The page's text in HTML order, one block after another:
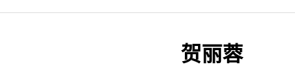
贺丽蓉